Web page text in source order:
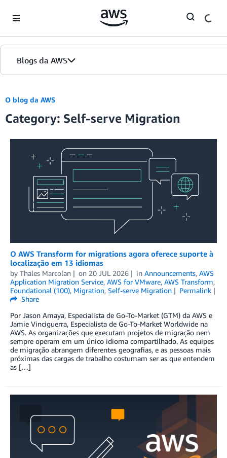
Blogs da AWS
Página inicial
Edições
O blog da AWS
Category: Self-serve Migration
O AWS Transform for migrations agora oferece suporte à
localização em 13 idiomas
by Thales Marcolan on 20 JUL 2026 in Announcements, AWS
Application Migration Service, AWS for VMware, AWS Transform,
Foundational (100), Migration, Self-serve Migration
Permalink
Share
Por Jason Amaya, Especialista de Go-To-Market (GTM) da AWS e
Jamie Vinciguerra, Especialista de Go-To-Market Worldwide na
AWS. As organizações que executam projetos de migração nem
sempre operam em um único idioma compartilhado. As equipes
de migração abrangem diferentes geografias, e as pessoas mais
próximas das cargas de trabalho costumam ser as que entendem
as […]